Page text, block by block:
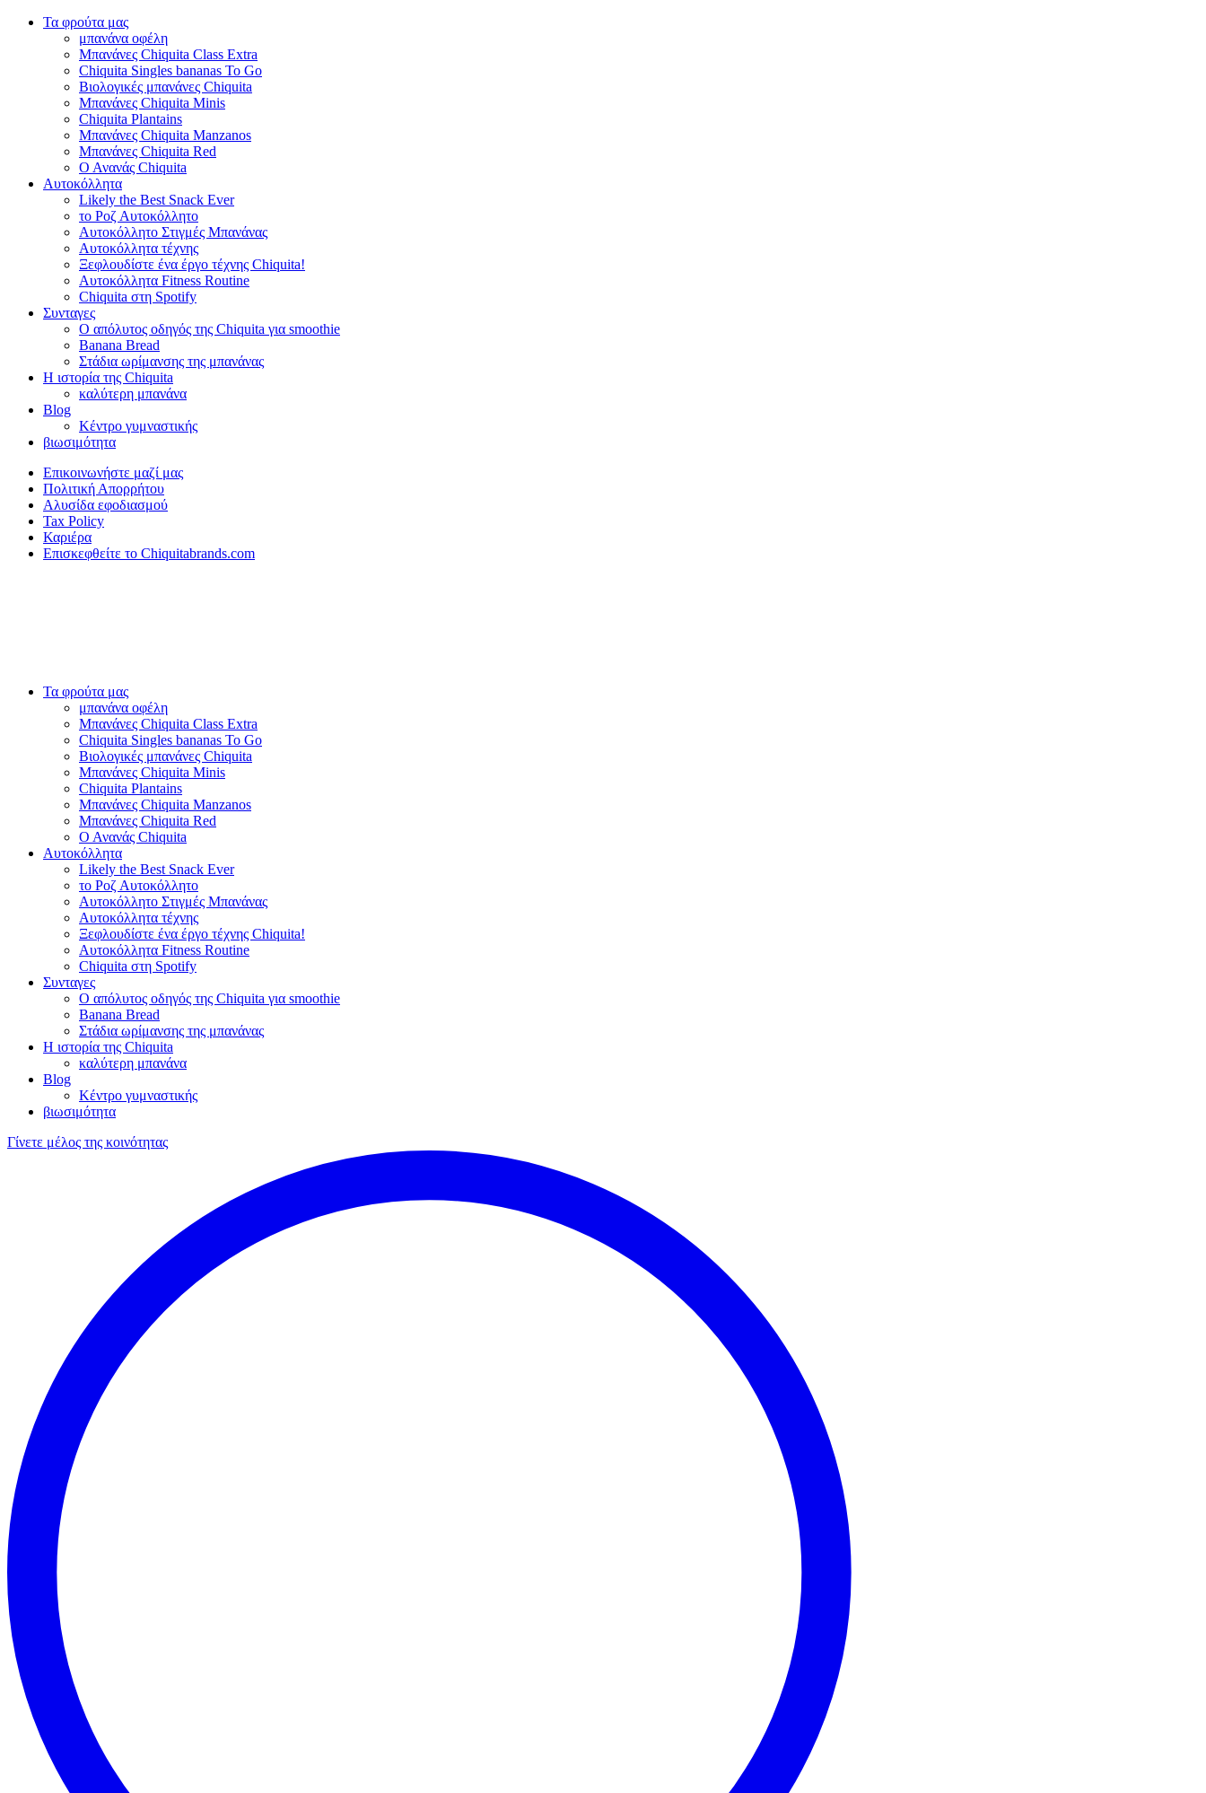
Τα φρούτα μας
μπανάνα οφέλη
Μπανάνες Chiquita Class Extra
Chiquita Singles bananas To Go
Βιολογικές μπανάνες Chiquita
Μπανάνες Chiquita Minis
Chiquita Plantains
Μπανάνες Chiquita Manzanos
Μπανάνες Chiquita Red
Ο Ανανάς Chiquita
Αυτοκόλλητα
Likely the Best Snack Ever
το Ροζ Αυτοκόλλητο
Αυτοκόλλητο Στιγμές Μπανάνας
Αυτοκόλλητα τέχνης
Ξεφλουδίστε ένα έργο τέχνης Chiquita!
Αυτοκόλλητα Fitness Routine
Chiquita στη Spotify
Συνταγες
Ο απόλυτος οδηγός της Chiquita για smoothie
Banana Bread
Στάδια ωρίμανσης της μπανάνας
Η ιστορία της Chiquita
καλύτερη μπανάνα
Blog
Κέντρο γυμναστικής
βιωσιμότητα
Επικοινωνήστε μαζί μας
Πολιτική Απορρήτου
Αλυσίδα εφοδιασμού
Tax Policy
Καριέρα
Επισκεφθείτε το Chiquitabrands.com
Τα φρούτα μας
μπανάνα οφέλη
Μπανάνες Chiquita Class Extra
Chiquita Singles bananas To Go
Βιολογικές μπανάνες Chiquita
Μπανάνες Chiquita Minis
Chiquita Plantains
Μπανάνες Chiquita Manzanos
Μπανάνες Chiquita Red
Ο Ανανάς Chiquita
Αυτοκόλλητα
Likely the Best Snack Ever
το Ροζ Αυτοκόλλητο
Αυτοκόλλητο Στιγμές Μπανάνας
Αυτοκόλλητα τέχνης
Ξεφλουδίστε ένα έργο τέχνης Chiquita!
Αυτοκόλλητα Fitness Routine
Chiquita στη Spotify
Συνταγες
Ο απόλυτος οδηγός της Chiquita για smoothie
Banana Bread
Στάδια ωρίμανσης της μπανάνας
Η ιστορία της Chiquita
καλύτερη μπανάνα
Blog
Κέντρο γυμναστικής
βιωσιμότητα
Γίνετε μέλος της κοινότητας